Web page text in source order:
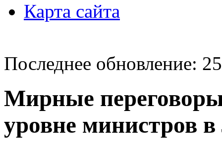
Карта сайта
Последнее обновление:
Мирные
уровне министров